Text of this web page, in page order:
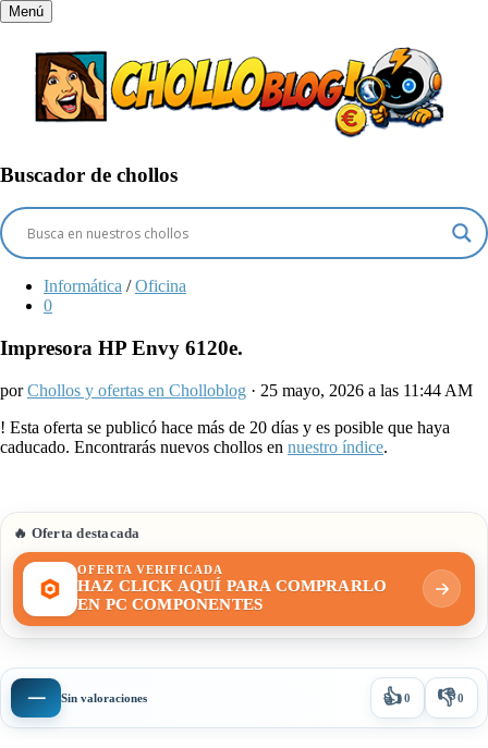
Menú
Buscador de chollos
Informática / Oficina
0
Impresora HP Envy 6120e.
porChollos y ofertas en Cholloblog · 25 mayo, 2026 a las 11:44 AM
! Esta oferta se publicó hace más de 20 días y es posible que haya
caducado. Encontrarás nuevos chollos en nuestro índice.
🔥 Oferta destacada
OFERTA VERIFICADA
HAZ CLICK AQUÍ PARA COMPRARLO
EN PC COMPONENTES
— Sin valoraciones 👍0 👎0